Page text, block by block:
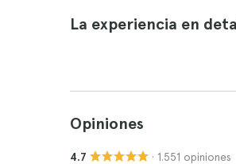
La experiencia en
Opiniones
4.7 · 1.551 opiniones